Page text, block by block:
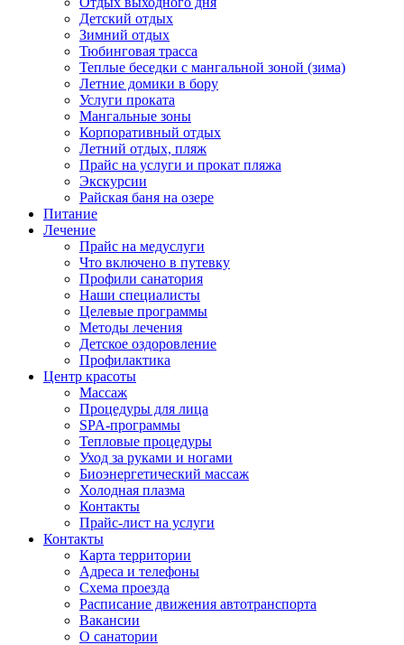
Детский отдых
Зимний отдых
Тюбинговая трасса
Теплые беседки с мангальной зоной (зима)
Летние домики в бору
Услуги проката
Мангальные зоны
Корпоративный отдых
Летний отдых, пляж
Прайс на услуги и прокат пляжа
Экскурсии
Райская баня на озере
Питание
Лечение
Прайс на медуслуги
Что включено в путевку
Профили санатория
Наши специалисты
Целевые программы
Методы лечения
Детское оздоровление
Профилактика
Центр красоты
Массаж
Процедуры для лица
SPA-программы
Тепловые процедуры
Уход за руками и ногами
Биоэнергетический массаж
Холодная плазма
Контакты
Прайс-лист на услуги
Контакты
Карта территории
Адреса и телефоны
Схема проезда
Расписание движения автотранспорта
Вакансии
О санатории